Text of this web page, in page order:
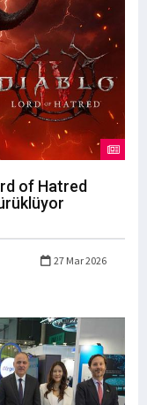
of Hatred
27 Mar 2026